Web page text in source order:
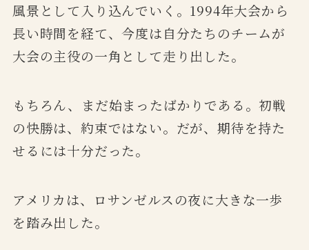
風景として入り込んでいく。1994年大会から
長い時間を経て、今度は自分たちのチームが
大会の主役の一角として走り出した。
もちろん、まだ始まったばかりである。初戦
の快勝は、約束ではない。だが、期待を持た
せるには十分だった。
アメリカは、ロサンゼルスの夜に大きな一歩
を踏み出した。